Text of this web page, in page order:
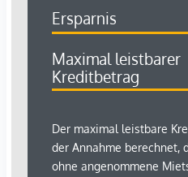
geltend zu machen. Wir
gemachten Angaben und
unverbindliche
Gewähr erfolgen. Der